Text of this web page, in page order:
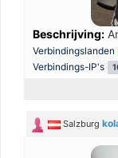
Beschrijving:
Verbindingslanden
Verbindings-IP's
Salzburg